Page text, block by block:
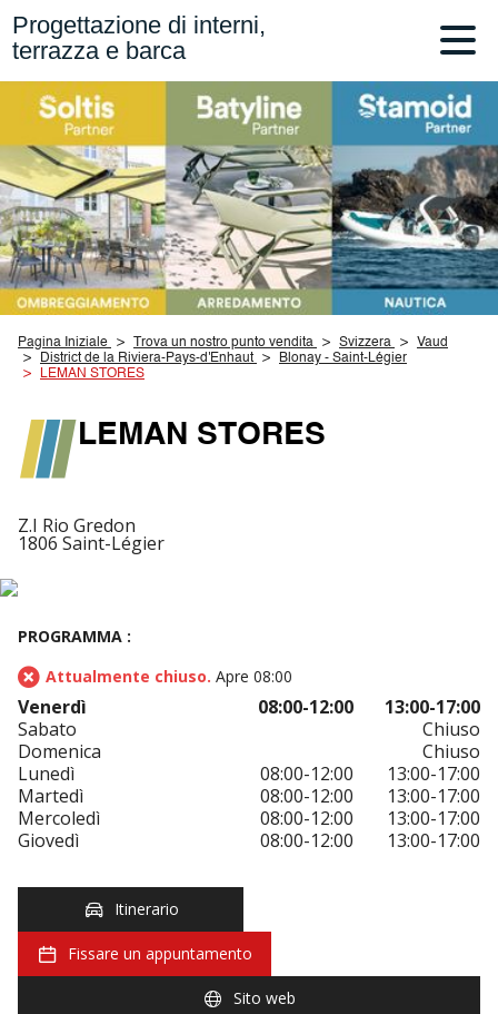
Progettazione di interni,
terrazza e barca
Pagina Iniziale Trova un nostro punto vendita Svizzera
Vaud
District de la Riviera-Pays-d'Enhaut
Blonay - Saint-Légier
LEMAN STORES
LEMAN STORES
Z.I Rio Gredon
1806 Saint-Légier
PROGRAMMA :
Attualmente chiuso. Apre 08:00
Venerdì 08:00-12:00
13:00-17:00
Sabato
Chiuso
Domenica
Chiuso
Lunedì
08:00-12:00
13:00-17:00
Martedì
08:00-12:00
13:00-17:00
Mercoledì
08:00-12:00
13:00-17:00
Giovedì
08:00-12:00 13:00-17:00
Itinerario
Fissare un appuntamento
Sito web